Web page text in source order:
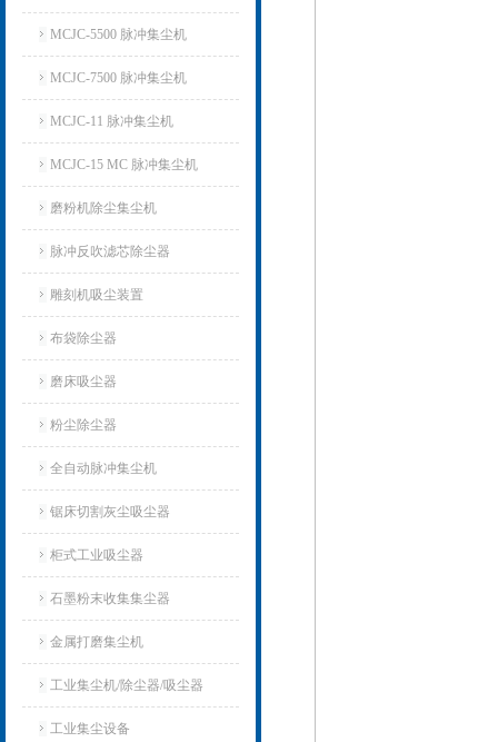
MCJC-5500 脉冲集尘机
MCJC-7500 脉冲集尘机
MCJC-11 脉冲集尘机
MCJC-15 MC 脉冲集尘机
磨粉机除尘集尘机
脉冲反吹滤芯除尘器
雕刻机吸尘装置
布袋除尘器
磨床吸尘器
粉尘除尘器
全自动脉冲集尘机
锯床切割灰尘吸尘器
柜式工业吸尘器
石墨粉末收集集尘器
金属打磨集尘机
工业集尘机/除尘器/吸尘器
工业集尘设备